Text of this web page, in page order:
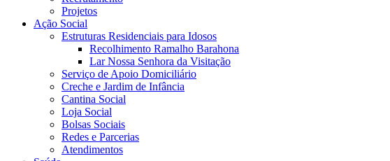
Projetos
Ação Social
Estruturas Residenciais para Idosos
Recolhimento Ramalho Barahona
Lar Nossa Senhora da Visitação
Serviço de Apoio Domiciliário
Creche e Jardim de Infância
Cantina Social
Loja Social
Bolsas Sociais
Redes e Parcerias
Atendimentos